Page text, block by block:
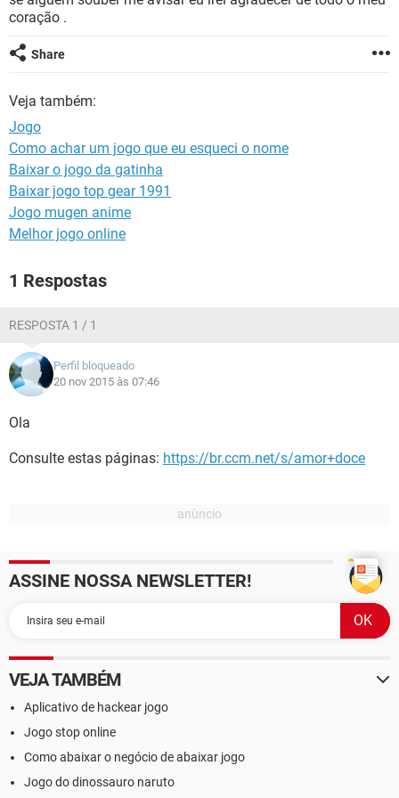
GUIA DE COMPRAS
coração .
Share
Veja também:
Jogo
Como achar um jogo que eu esqueci o nome
Baixar o jogo da gatinha
Baixar jogo top gear 1991
Jogo mugen anime
Melhor jogo online
1 Respostas
RESPOSTA 1 / 1
Perfil bloqueado
20 nov 2015 às 07:46
Ola
Consulte estas páginas: https://br.ccm.net/s/amor+doce
ASSINE NOSSA NEWSLETTER!
VEJA TAMBÉM
Aplicativo de hackear jogo
Jogo stop online
Como abaixar o negócio de abaixar jogo
Jogo do dinossauro naruto